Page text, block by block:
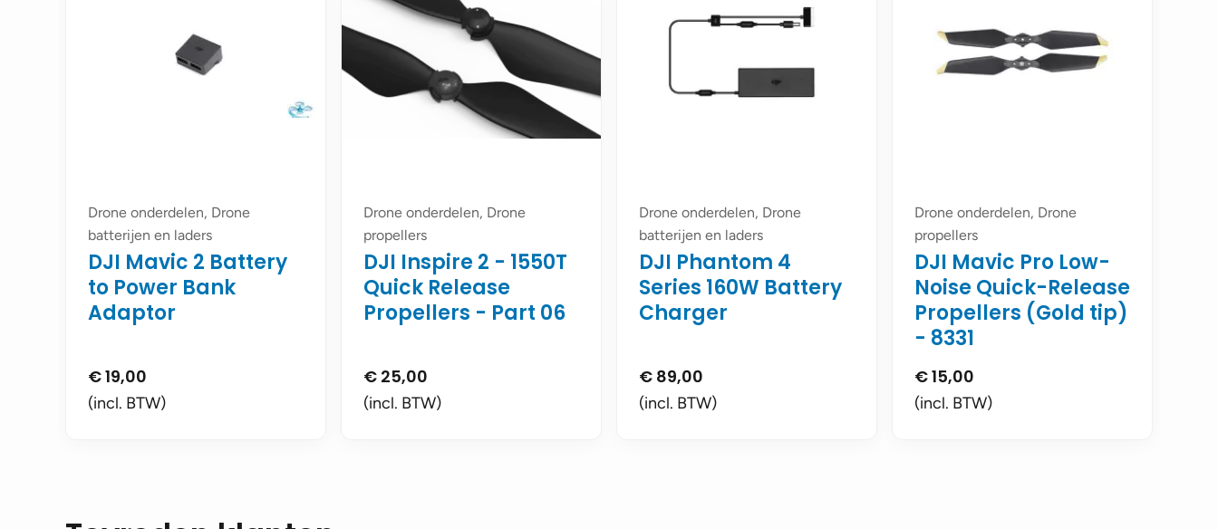
Drone onderdelen, Drone
batterijen en laders
DJI Mavic 2 Battery
to Power Bank
Adaptor
€19,00
(incl. BTW)
Drone onderdelen, Drone
propellers
DJI Inspire 2 - 1550T
Quick Release
Propellers - Part 06
€ 25,00
(incl. BTW)
Drone onderdelen, Drone
batterijen en laders
DJI Phantom 4
Series 160W Battery
Charger
€ 89,00
(incl. BTW)
Drone onderdelen, Drone
propellers
DJI Mavic Pro Low-
Noise Quick-Release
Propellers (Gold tip)
- 8331
€15,00
(incl. BTW)